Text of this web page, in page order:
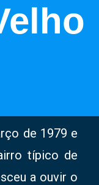
de 1979 e
típico de
a ouvir o